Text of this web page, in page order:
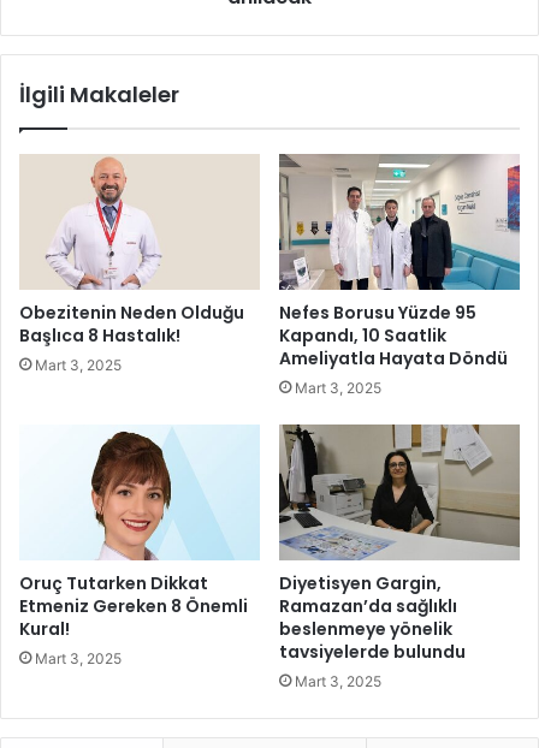
m
l
ü
m
m
ü
n
d
İlgili Makaleler
Obezitenin Neden Olduğu
Başlıca 8 Hastalık!
Mart 3, 2025
Nefes Borusu Yüzde 95
Kapandı, 10 Saatlik
Ameliyatla Hayata Döndü
Mart 3, 2025
Oruç Tutarken Dikkat
Etmeniz Gereken 8 Önemli
Kural!
Mart 3, 2025
Diyetisyen Gargin,
Ramazan’da sağlıklı
beslenmeye yönelik
tavsiyelerde bulundu
Mart 3, 2025